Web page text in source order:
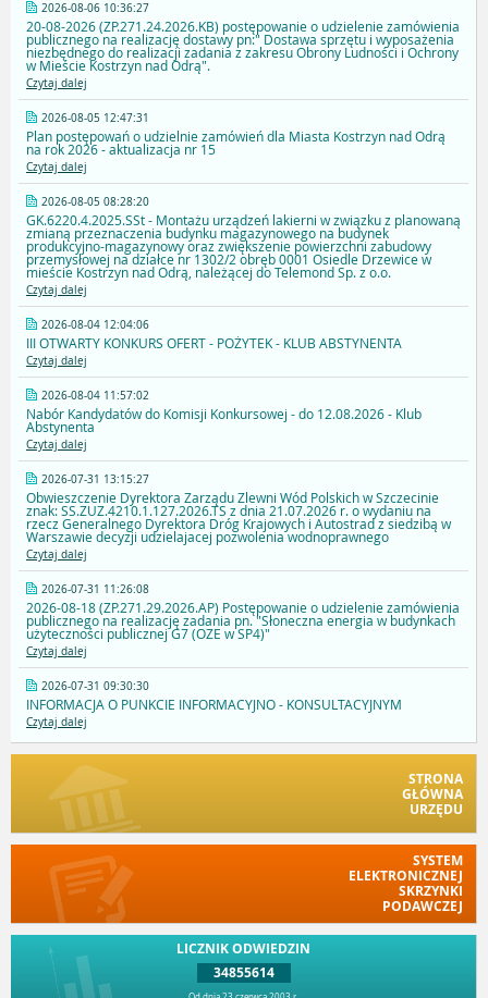
2026-08-06 10:36:27
20-08-2026 (ZP.271.24.2026.KB) postępowanie o udzielenie zamówienia
publicznego na realizację dostawy pn:" Dostawa sprzętu i wyposażenia
niezbędnego do realizacji zadania z zakresu Obrony Ludności i Ochrony
w Mieście Kostrzyn nad Odrą".
Czytaj dalej
2026-08-05 12:47:31
Plan postępowań o udzielnie zamówień dla Miasta Kostrzyn nad Odrą
na rok 2026 - aktualizacja nr 15
Czytaj dalej
2026-08-05 08:28:20
GK.6220.4.2025.SSt - Montażu urządzeń lakierni w związku z planowaną
zmianą przeznaczenia budynku magazynowego na budynek
produkcyjno-magazynowy oraz zwiększenie powierzchni zabudowy
przemysłowej na działce nr 1302/2 obręb 0001 Osiedle Drzewice w
mieście Kostrzyn nad Odrą, należącej do Telemond Sp. z o.o.
Czytaj dalej
2026-08-04 12:04:06
III OTWARTY KONKURS OFERT - POŻYTEK - KLUB ABSTYNENTA
Czytaj dalej
2026-08-04 11:57:02
Nabór Kandydatów do Komisji Konkursowej - do 12.08.2026 - Klub
Abstynenta
Czytaj dalej
2026-07-31 13:15:27
Obwieszczenie Dyrektora Zarządu Zlewni Wód Polskich w Szczecinie
znak: SS.ZUZ.4210.1.127.2026.TS z dnia 21.07.2026 r. o wydaniu na
rzecz Generalnego Dyrektora Dróg Krajowych i Autostrad z siedzibą w
Warszawie decyzji udzielajacej pozwolenia wodnoprawnego
Czytaj dalej
2026-07-31 11:26:08
2026-08-18 (ZP.271.29.2026.AP) Postępowanie o udzielenie zamówienia
publicznego na realizację zadania pn. "Słoneczna energia w budynkach
użyteczności publicznej G7 (OZE w SP4)"
Czytaj dalej
2026-07-31 09:30:30
INFORMACJA O PUNKCIE INFORMACYJNO - KONSULTACYJNYM
Czytaj dalej
STRONA
GŁÓWNA
URZĘDU
SYSTEM
ELEKTRONICZNEJ
SKRZYNKI
PODAWCZEJ
LICZNIK ODWIEDZIN
34855614